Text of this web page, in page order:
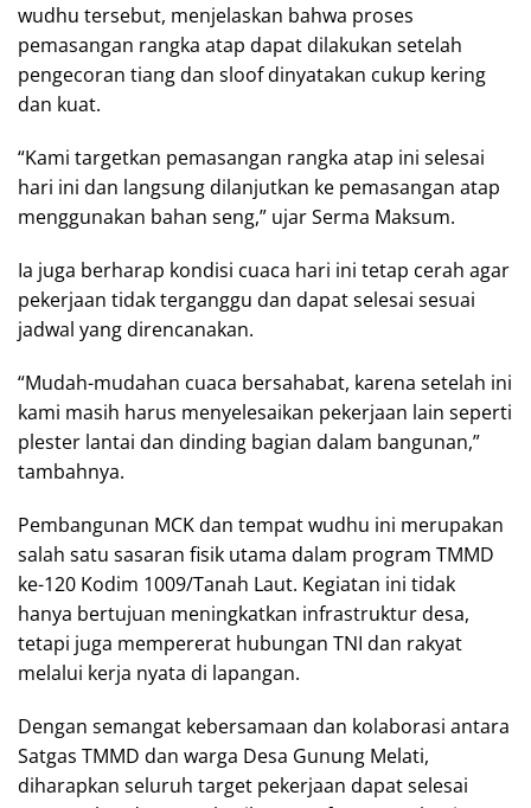
wudhu tersebut, menjelaskan bahwa proses
pemasangan rangka atap dapat dilakukan setelah
pengecoran tiang dan sloof dinyatakan cukup kering
dan kuat.
“Kami targetkan pemasangan rangka atap ini selesai
hari ini dan langsung dilanjutkan ke pemasangan atap
menggunakan bahan seng,” ujar Serma Maksum.
Ia juga berharap kondisi cuaca hari ini tetap cerah agar
pekerjaan tidak terganggu dan dapat selesai sesuai
jadwal yang direncanakan.
“Mudah-mudahan cuaca bersahabat, karena setelah ini
kami masih harus menyelesaikan pekerjaan lain seperti
plester lantai dan dinding bagian dalam bangunan,”
tambahnya.
Pembangunan MCK dan tempat wudhu ini merupakan
salah satu sasaran fisik utama dalam program TMMD
ke-120 Kodim 1009/Tanah Laut. Kegiatan ini tidak
hanya bertujuan meningkatkan infrastruktur desa,
tetapi juga mempererat hubungan TNI dan rakyat
melalui kerja nyata di lapangan.
Dengan semangat kebersamaan dan kolaborasi antara
Satgas TMMD dan warga Desa Gunung Melati,
diharapkan seluruh target pekerjaan dapat selesai